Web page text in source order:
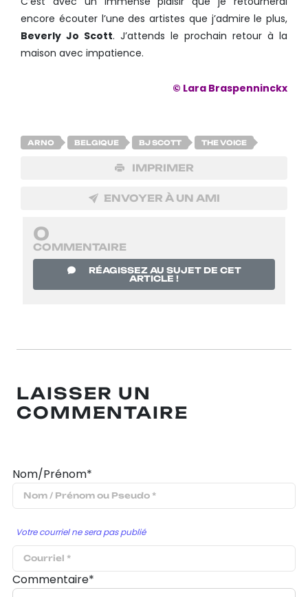
encore écouter l’une des artistes que j’admire le plus,
Beverly Jo Scott. J’attends le prochain retour à la
maison avec impatience.
© Lara Braspenninckx
ARNO BELGIQUE BJ SCOTT THE VOICE
IMPRIMER
ENVOYER À UN AMI
0
COMMENTAIRE
RÉAGISSEZ AU SUJET DE CET
ARTICLE !
LAISSER UN
COMMENTAIRE
Nom/Prénom*
Votre courriel ne sera pas publié
Commentaire*